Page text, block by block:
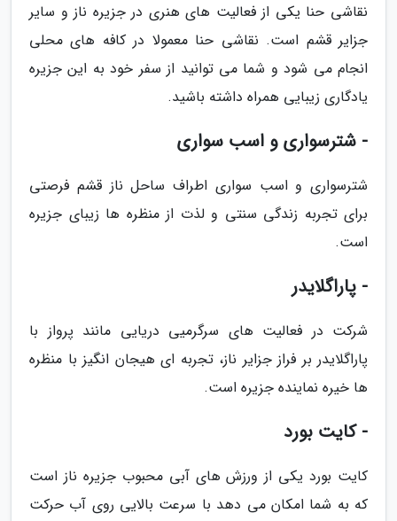
نقاشی حنا یکی از فعالیت های هنری در جزیره ناز و سایر
جزایر قشم است. نقاشی حنا معمولا در کافه های محلی
انجام می شود و شما می توانید از سفر خود به این جزیره
یادگاری زیبایی همراه داشته باشید.
- شترسواری و اسب سواری
شترسواری و اسب سواری اطراف ساحل ناز قشم فرصتی
برای تجربه زندگی سنتی و لذت از منظره ها زیبای جزیره
است.
- پاراگلایدر
شرکت در فعالیت های سرگرمیی دریایی مانند پرواز با
پاراگلایدر بر فراز جزایر ناز، تجربه ای هیجان انگیز با منظره
ها خیره نماینده جزیره است.
- کایت بورد
کایت بورد یکی از ورزش های آبی محبوب جزیره ناز است
که به شما امکان می دهد با سرعت بالایی روی آب حرکت